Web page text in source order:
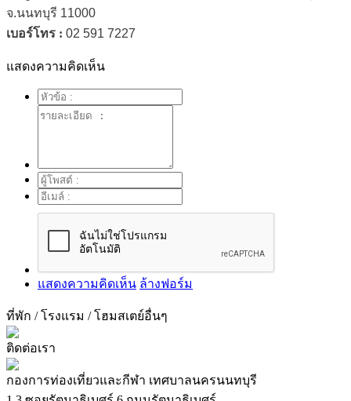
จ.นนทบุรี 11000
เบอร์โทร : 02 591 7227
แสดงความคิดเห็น
แสดงความคิดเห็น ล้างฟอร์ม
ที่พัก / โรงแรม / โฮมสเตย์อื่นๆ
ติดต่อเรา
กองการท่องเที่ยวและกีฬา เทศบาลนครนนทบุรี